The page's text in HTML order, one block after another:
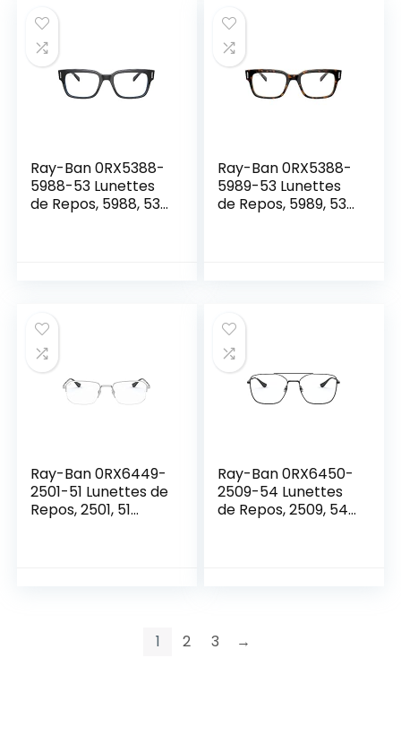
Ray-Ban 0RX5388-
5988-53 Lunettes
de Repos, 5988, 53
Ray-Ban 0RX5388-
5989-53 Lunettes
de Repos, 5989, 53
Ray-Ban 0RX6449-
2501-51 Lunettes de
Repos, 2501, 51
Ray-Ban 0RX6450-
2509-54 Lunettes
de Repos, 2509, 54
1 2 3 →